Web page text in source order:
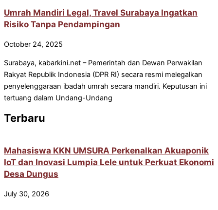
Umrah Mandiri Legal, Travel Surabaya Ingatkan
Risiko Tanpa Pendampingan
October 24, 2025
Surabaya, kabarkini.net – Pemerintah dan Dewan Perwakilan
Rakyat Republik Indonesia (DPR RI) secara resmi melegalkan
penyelenggaraan ibadah umrah secara mandiri. Keputusan ini
tertuang dalam Undang-Undang
Terbaru
Mahasiswa KKN UMSURA Perkenalkan Akuaponik
IoT dan Inovasi Lumpia Lele untuk Perkuat Ekonomi
Desa Dungus
July 30, 2026